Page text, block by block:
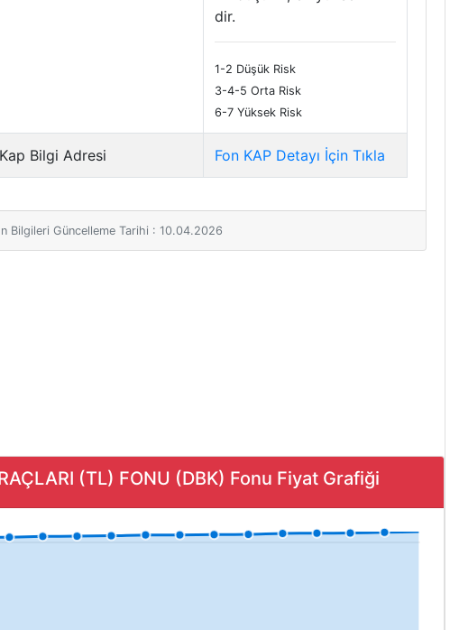
dir.
1-2 Düşük Risk
3-4-5 Orta Risk
6-7 Yüksek Risk
Kap Bilgi Adresi Fon KAP Detayı İçin Tıkla
Bilgileri Güncelleme Tarihi : 10.04.2026
(TL) FONU (DBK) Fonu Fiyat Grafiği